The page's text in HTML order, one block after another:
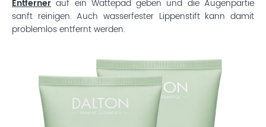
Entferner auf ein Wattepad geben und die Augenpartie
sanft reinigen. Auch wasserfester Lippenstift kann damit
problemlos entfernt werden.